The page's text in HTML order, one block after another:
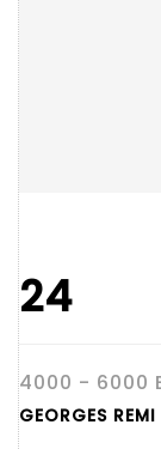
24
4000 - 6000
GEORGES